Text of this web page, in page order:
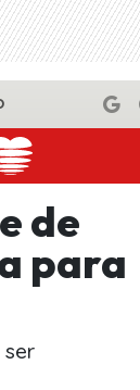
de
para